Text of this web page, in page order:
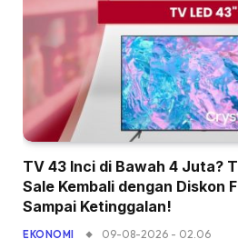
TV 43 Inci di Bawah 4 Juta?
Sale Kembali dengan Diskon
Sampai Ketinggalan!
EKONOMI 09-08-2026 - 02.06